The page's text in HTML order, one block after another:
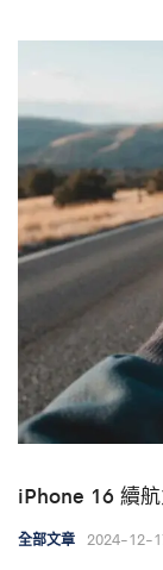
iPhone 16 續
全部文章 2024-12-